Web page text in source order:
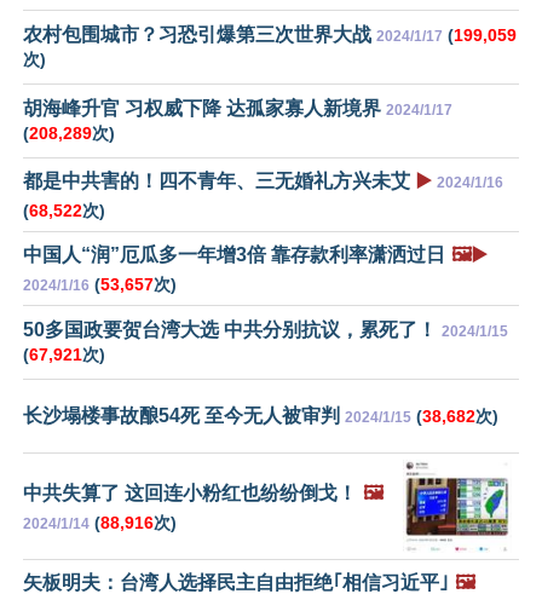
农村包围城市？习恐引爆第三次世界大战 2024/1/17 (199,059
次)
胡海峰升官 习权威下降 达孤家寡人新境界 2024/1/17
(208,289次)
都是中共害的！四不青年、三无婚礼方兴未艾 ▶️ 2024/1/16
(68,522次)
中国人“润”厄瓜多一年增3倍 靠存款利率潇洒过日 🖼️▶️
2024/1/16 (53,657次)
50多国政要贺台湾大选 中共分别抗议，累死了！ 2024/1/15
(67,921次)
长沙塌楼事故酿54死 至今无人被审判 2024/1/15 (38,682次)
中共失算了 这回连小粉红也纷纷倒戈！ 🖼️
2024/1/14 (88,916次)
矢板明夫：台湾人选择民主自由拒绝｢相信习近平｣ 🖼️